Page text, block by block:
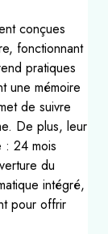
conçues
fonctionnant
pratiques
une mémoire
de suivre
De plus, leur
: 24 mois
du
intégré,
pour offrir